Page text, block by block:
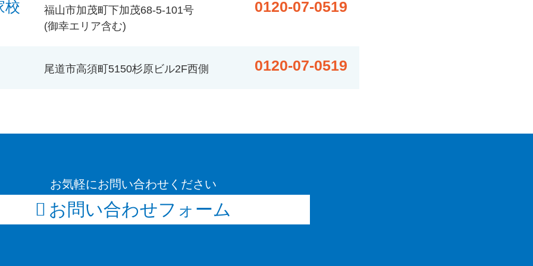
校
福山市加茂町下加茂68-5-101号
(御幸エリア含む)
0120-07-0519
尾道市高須町5150杉原ビル2F西側 0120-07-0519
お気軽にお問い合わせください
お問い合わせフォーム